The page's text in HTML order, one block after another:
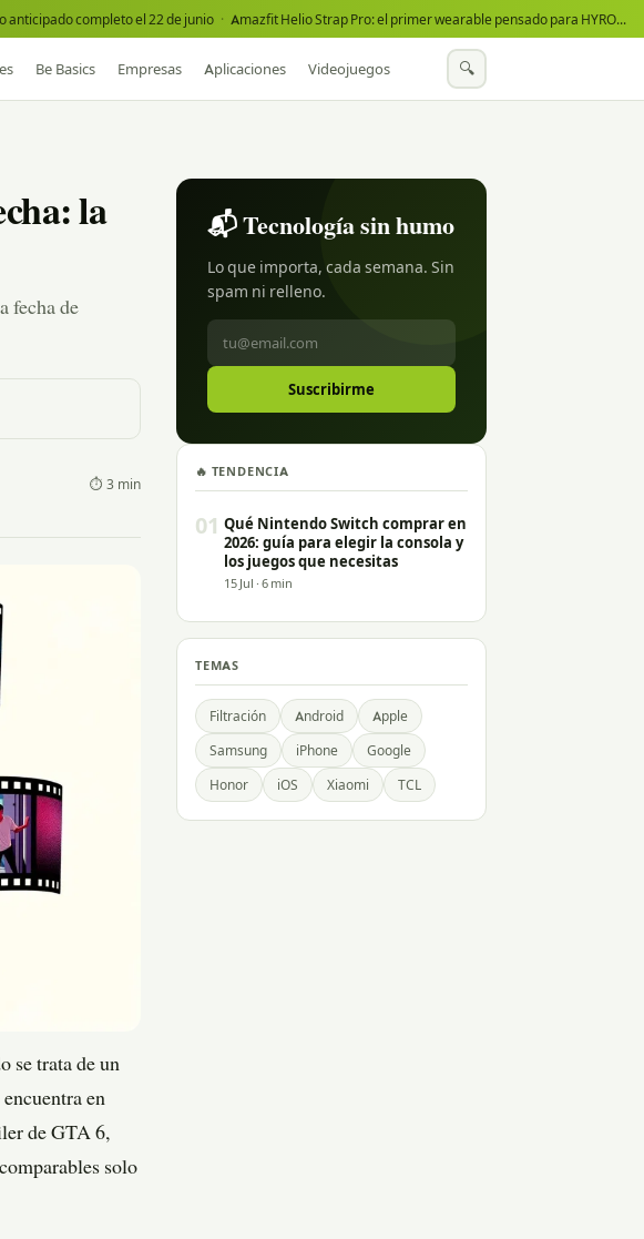
anticipado completo el 22 de junio · Amazfit Helio Strap Pro: el primer wearable pensado para HYROX
Be Basics Empresas Aplicaciones Videojuegos 🔍
la
fecha de
⏱ 3 min
se trata de un
en
de GTA 6,
solo
📬 Tecnología sin humo
Lo que importa, cada semana. Sin
spam ni relleno.
Suscribirme
🔥 TENDENCIA
01 Qué Nintendo Switch comprar en
2026: guía para elegir la consola y
los juegos que necesitas
15 Jul · 6 min
TEMAS
Filtración Android Apple
Samsung iPhone Google
Honor iOS Xiaomi TCL